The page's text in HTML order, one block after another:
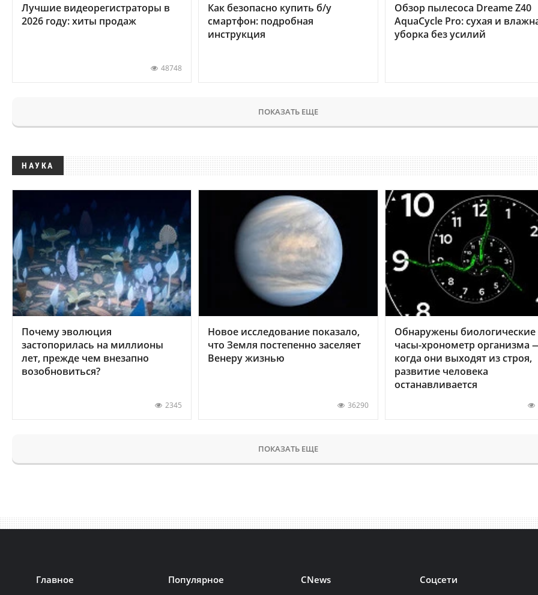
Лучшие видеорегистраторы в
2026 году: хиты продаж
48748
Как безопасно купить б/у
смартфон: подробная
инструкция
Обзор пылесоса Dreame Z40
AquaCycle Pro: сухая и
уборка без усилий
ПОКАЗАТЬ ЕЩЕ
НАУКА
Почему эволюция
застопорилась на миллионы
лет, прежде чем внезапно
возобновиться?
2345
Новое исследование показало,
что Земля постепенно заселяет
Венеру жизнью
36290
Обнаружены биологические
часы-хронометр организма
когда они выходят из строя,
развитие человека
останавливается
ПОКАЗАТЬ ЕЩЕ
Главное Популярное CNews Соцсети